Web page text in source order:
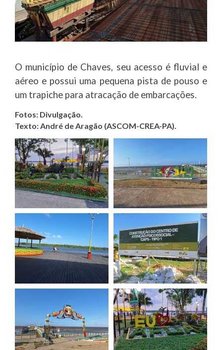
O município de Chaves, seu acesso é fluvial e
aéreo e possui uma pequena pista de pouso e
um trapiche para atracação de embarcações.
Fotos: Divulgação.
Texto: André de Aragão (ASCOM-CREA-PA).